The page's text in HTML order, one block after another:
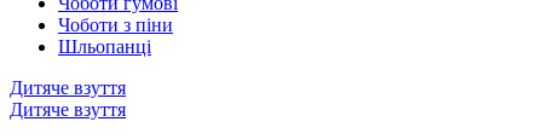
Чоботи з піни
Шльопанці
Дитяче взуття
Дитяче взуття